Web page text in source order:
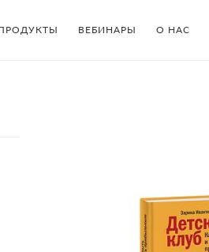
ВЕБИНАРЫ О НАС
Primary
Sidebar